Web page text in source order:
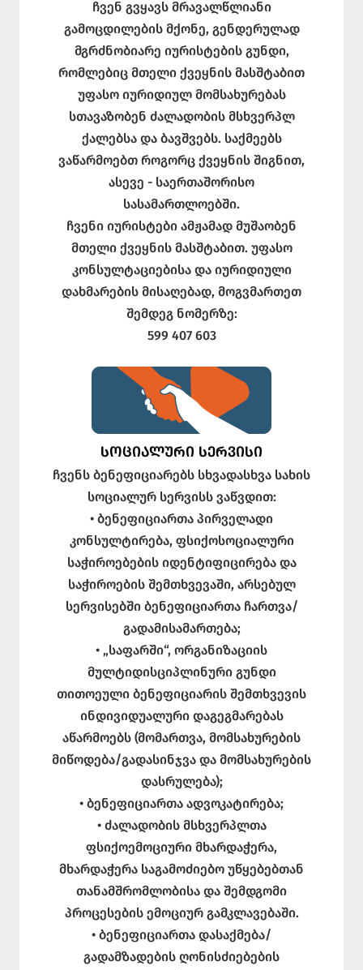
ჩვენ გვყავს მრავალწლიანი
გამოცდილების მქონე, გენდერულად
მგრძნობიარე იურისტების გუნდი,
რომლებიც მთელი ქვეყნის მასშტაბით
უფასო იურიდიულ მომსახურებას
სთავაზობენ ძალადობის მსხვერპლ
ქალებსა და ბავშვებს. საქმეებს
ვაწარმოებთ როგორც ქვეყნის შიგნით,
ასევე - საერთაშორისო
სასამართლოებში.
ჩვენი იურისტები ამჟამად მუშაობენ
მთელი ქვეყნის მასშტაბით. უფასო
კონსულტაციებისა და იურიდიული
დახმარების მისაღებად, მოგვმართეთ
შემდეგ ნომერზე:
599 407 603
ᲡᲝᲪᲘᲐᲚᲣᲠᲘ ᲡᲔᲠᲕᲘᲡᲘ
ჩვენს ბენეფიციარებს სხვადასხვა სახის
სოციალურ სერვისს ვაწვდით:
• ბენეფიციართა პირველადი
კონსულტირება, ფსიქოსოციალური
საჭიროებების იდენტიფიცირება და
საჭიროების შემთხვევაში, არსებულ
სერვისებში ბენეფიციართა ჩართვა/
გადამისამართება;
• „საფარში“, ორგანიზაციის
მულტიდისციპლინური გუნდი
თითოეული ბენეფიციარის შემთხვევის
ინდივიდუალური დაგეგმარებას
აწარმოებს (მომართვა, მომსახურების
მიწოდება/გადასინჯვა და მომსახურების
დასრულება);
• ბენეფიციართა ადვოკატირება;
• ძალადობის მსხვერპლთა
ფსიქოემოციური მხარდაჭერა,
მხარდაჭერა საგამოძიებო უწყებებთან
თანამშრომლობისა და შემდგომი
პროცესების ემოციურ გამკლავებაში.
• ბენეფიციართა დასაქმება/
გადამზადების ღონისძიებების